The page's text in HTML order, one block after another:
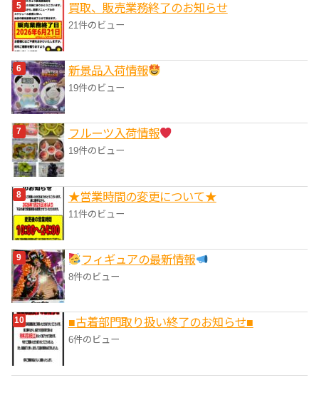
買取、販売業務終了のお知らせ
21件のビュー
‎新景品入荷情報
19件のビュー
フルーツ入荷情報
19件のビュー
★営業時間の変更について★
11件のビュー
フィギュアの最新情報
8件のビュー
■‎古着部門取り扱い終了のお知らせ■
6件のビュー